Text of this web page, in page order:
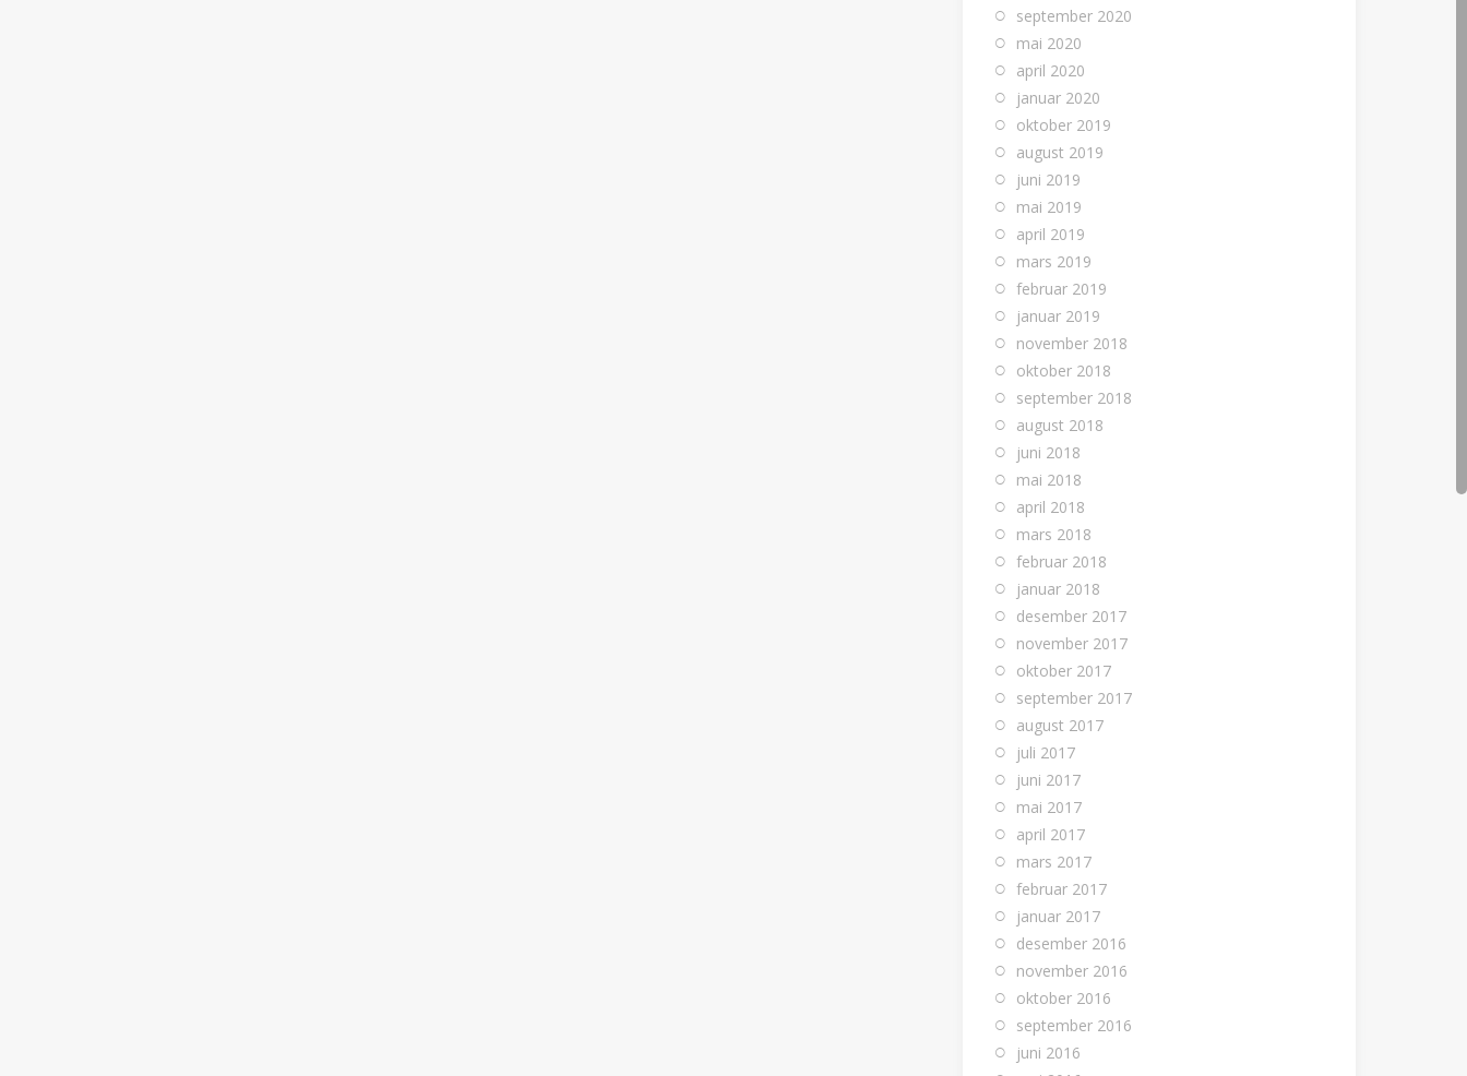
september 2020
mai 2020
april 2020
januar 2020
oktober 2019
august 2019
juni 2019
mai 2019
april 2019
mars 2019
februar 2019
januar 2019
november 2018
oktober 2018
september 2018
august 2018
juni 2018
mai 2018
april 2018
mars 2018
februar 2018
januar 2018
desember 2017
november 2017
oktober 2017
september 2017
august 2017
juli 2017
juni 2017
mai 2017
april 2017
mars 2017
februar 2017
januar 2017
desember 2016
november 2016
oktober 2016
september 2016
juni 2016